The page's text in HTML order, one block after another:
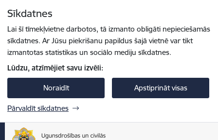
Sīkdatnes
Lai šī tīmekļvietne darbotos, tā izmanto obligāti nepieciešamās
sīkdatnes. Ar Jūsu piekrišanu papildus šajā vietnē var tikt
izmantotas statistikas un sociālo mediju sīkdatnes.
Lūdzu, atzīmējiet savu izvēli:
Noraidīt Apstiprināt visas
Pārvaldīt sīkdatnes